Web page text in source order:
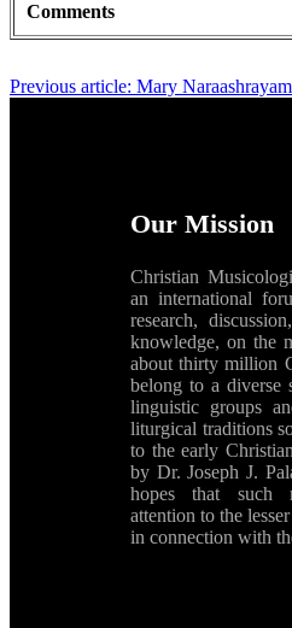
Comments
Previous article: Mary
Our Mission
Christian
an international
research,
knowledge, on the
about thirty million
belong to a diverse
linguistic groups
liturgical traditions
to the early
by Dr. Joseph J.
hopes that such
attention to the
in connection with